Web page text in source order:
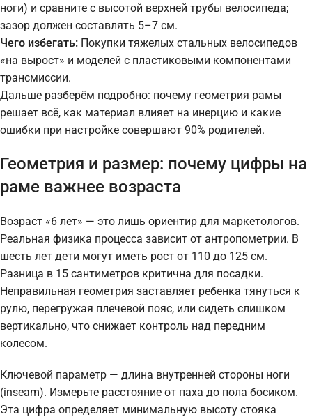
ноги) и сравните с высотой верхней трубы велосипеда;
зазор должен составлять 5–7 см.
Чего избегать: Покупки тяжелых стальных велосипедов
«на вырост» и моделей с пластиковыми компонентами
трансмиссии.
Дальше разберём подробно: почему геометрия рамы
решает всё, как материал влияет на инерцию и какие
ошибки при настройке совершают 90% родителей.
Геометрия и размер: почему цифры на
раме важнее возраста
Возраст «6 лет» — это лишь ориентир для маркетологов.
Реальная физика процесса зависит от антропометрии. В
шесть лет дети могут иметь рост от 110 до 125 см.
Разница в 15 сантиметров критична для посадки.
Неправильная геометрия заставляет ребенка тянуться к
рулю, перегружая плечевой пояс, или сидеть слишком
вертикально, что снижает контроль над передним
колесом.
Ключевой параметр — длина внутренней стороны ноги
(inseam). Измерьте расстояние от паха до пола босиком.
Эта цифра определяет минимальную высоту стояка